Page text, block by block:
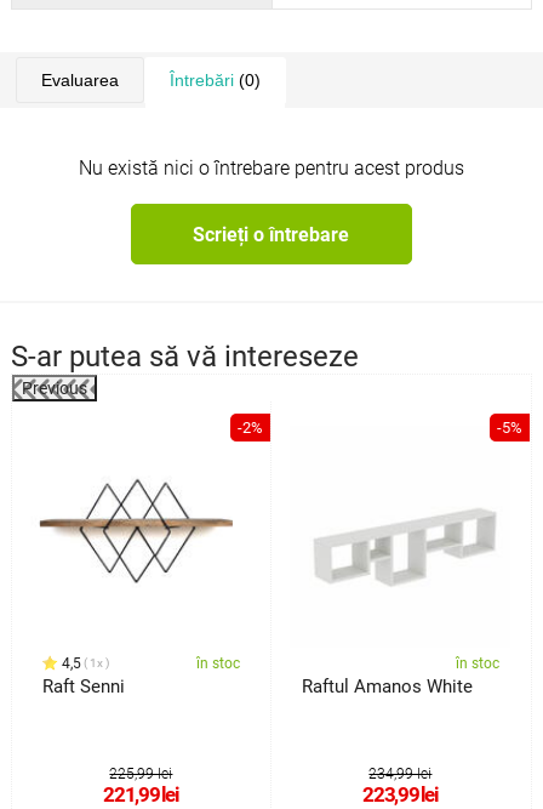
Evaluarea Întrebări(0)
Nu există nici o întrebare pentru acest produs
Scrieți o întrebare
S-ar putea să vă intereseze
Previous
-2%
4,5 1x în stoc
Raft Senni
225,99 lei
221,99 lei
-5%
în stoc
Raftul Amanos White
234,99 lei
223,99 lei